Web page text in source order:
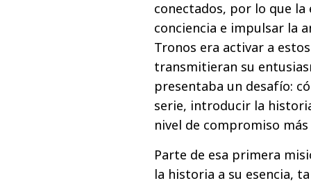
conectados, por lo que la
conciencia e impulsar la
Tronos era activar a
transmitieran su
presentaba un desafío:
serie, introducir la
nivel de compromiso
Parte de esa primera
la historia a su esencia,